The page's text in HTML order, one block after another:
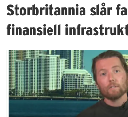
Storbritannia slår
finansiell